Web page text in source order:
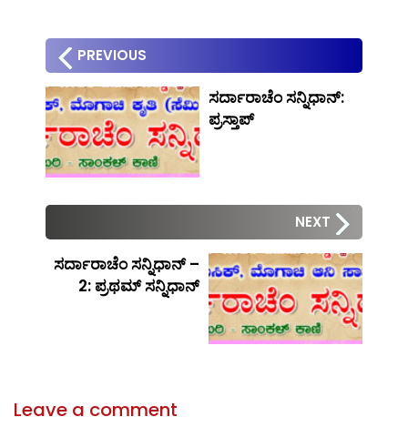
PREVIOUS
ಸರ್ದಾರಾಚೆಂ ಸನ್ನಿಧಾನ್:
ಪ್ರಸ್ತಾಪ್
NEXT
ಸರ್ದಾರಾಚೆಂ ಸನ್ನಿಧಾನ್ –
2: ಪ್ರಥಮ್ ಸನ್ನಿಧಾನ್
Leave a comment